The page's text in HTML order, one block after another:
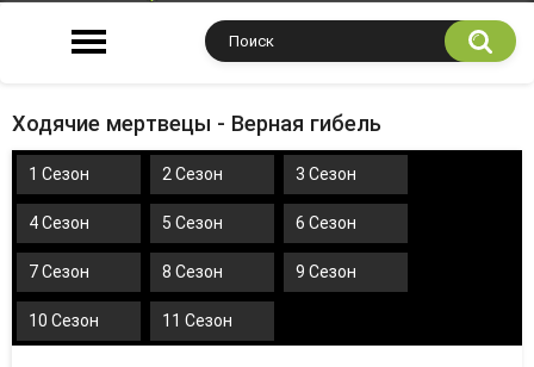
Ходячие мертвецы - Верная гибель
1 Сезон 2 Сезон 3 Сезон
4 Сезон 5 Сезон 6 Сезон
7 Сезон 8 Сезон 9 Сезон
10 Сезон 11 Сезон